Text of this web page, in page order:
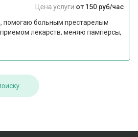
Цена услуги:от 150 руб/час
помогаю больным престарелым
лекарств, меняю памперсы,